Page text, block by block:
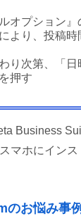
オプション』
より、投稿
り次第、「日
押す
Business
マホにイン
のお悩み事